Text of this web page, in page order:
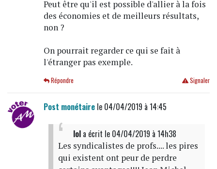
Peut être qu'il est possible d'allier à la fois
des économies et de meilleurs résultats,
non ?
On pourrait regarder ce qui se fait à
l'étranger pas exemple.
Signaler
Répondre
Post monétairele 04/04/2019 à 14:45
lola écrit le 04/04/2019 à 14h38
Les syndicalistes de profs.... les pires
qui existent ont peur de perdre